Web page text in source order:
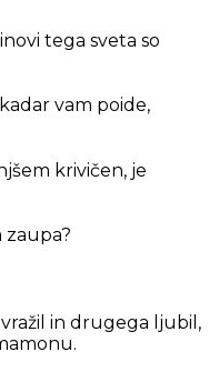
tega sveta so
vam poide,
krivičen, je
zaupa?
in drugega ljubil,